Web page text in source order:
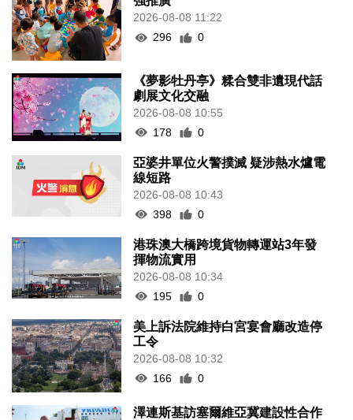
2026-08-08 11:22
296
0
《夢影牡丹亭》糅合雙非遺現代話
劇展文化交融
2026-08-08 10:55
178
0
亞婆井單位火警撲滅 疑涉熱水爐電
線短路
2026-08-08 10:43
398
0
港珠澳大橋跨境貨物轉運站3年發
揮物流實用
2026-08-08 10:34
195
0
美上訴法院維持白宮宴會廳改造停
工令
2026-08-08 10:32
166
0
澤連斯基訪塞爾維亞冀建設性合作